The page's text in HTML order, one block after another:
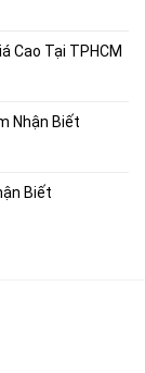
Cao Tại TPHCM
Nhận Biết
Biết